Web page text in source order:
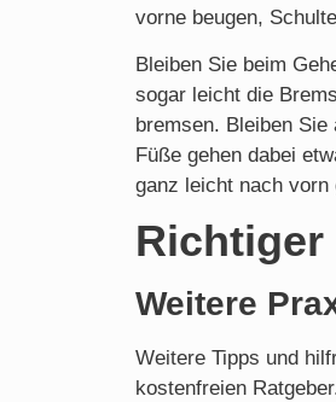
vorne beugen,
Bleiben Sie beim
sogar leicht die
bremsen. Bleiben
Füße gehen dabei
ganz leicht nach vorn
Weitere
Weitere Tipps und
kostenfreien